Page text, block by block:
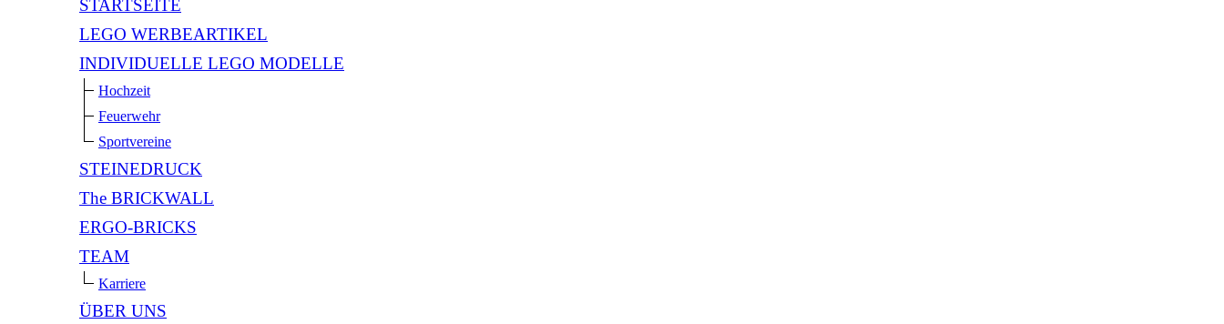
STARTSEITE
LEGO WERBEARTIKEL
INDIVIDUELLE LEGO MODELLE
Hochzeit
Feuerwehr
Sportvereine
STEINEDRUCK
The BRICKWALL
ERGO-BRICKS
TEAM
Karriere
ÜBER UNS